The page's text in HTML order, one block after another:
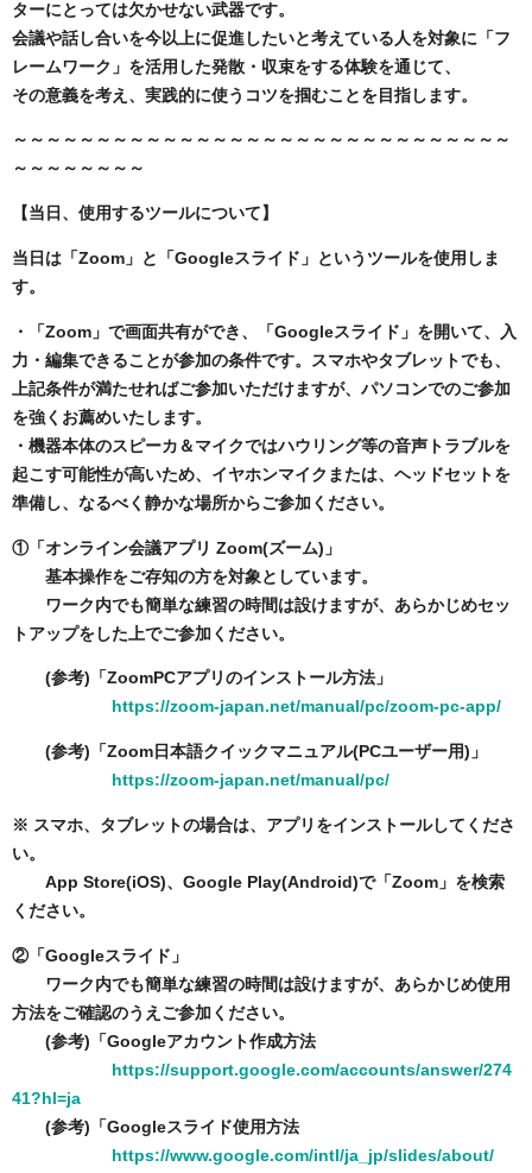
ターにとっては欠かせない武器です。
会議や話し合いを今以上に促進したいと考えている人を対象に「フ
レームワーク」を活用した発散・収束をする体験を通じて、
その意義を考え、実践的に使うコツを掴むことを目指します。
～～～～～～～～～～～～～～～～～～～～～～～～～～～～～～
～～～～～～～～
【当日、使用するツールについて】
当日は「Zoom」と「Googleスライド」というツールを使用しま
す。
・「Zoom」で画面共有ができ、「Googleスライド」を開いて、入
力・編集できることが参加の条件です。スマホやタブレットでも、
上記条件が満たせればご参加いただけますが、パソコンでのご参加
を強くお薦めいたします。
・機器本体のスピーカ＆マイクではハウリング等の音声トラブルを
起こす可能性が高いため、イヤホンマイクまたは、ヘッドセットを
準備し、なるべく静かな場所からご参加ください。
①「オンライン会議アプリ Zoom(ズーム)」
基本操作をご存知の方を対象としています。
ワーク内でも簡単な練習の時間は設けますが、あらかじめセッ
トアップをした上でご参加ください。
(参考)「ZoomPCアプリのインストール方法」
https://zoom-japan.net/manual/pc/zoom-pc-app/
(参考)「Zoom日本語クイックマニュアル(PCユーザー用)」
https://zoom-japan.net/manual/pc/
※ スマホ、タブレットの場合は、アプリをインストールしてくださ
い。
App Store(iOS)、Google Play(Android)で「Zoom」を検索
ください。
②「Googleスライド」
ワーク内でも簡単な練習の時間は設けますが、あらかじめ使用
方法をご確認のうえご参加ください。
(参考)「Googleアカウント作成方法
https://support.google.com/accounts/answer/274
41?hl=ja
(参考)「Googleスライド使用方法
https://www.google.com/intl/ja_jp/slides/about/